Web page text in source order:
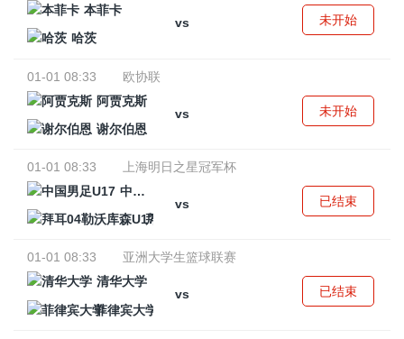
本菲卡
vs
哈茨
未开始
01-01 08:33
欧协联
阿贾克斯
vs
谢尔伯恩
未开始
01-01 08:33
上海明日之星冠军杯
中国男足U17
vs
拜耳04勒沃库森U17
已结束
01-01 08:33
亚洲大学生篮球联赛
清华大学
vs
菲律宾大学
已结束